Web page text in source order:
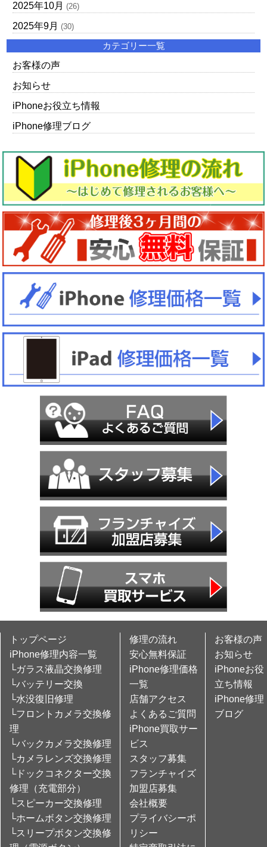
2025年10月 (26)
2025年9月 (30)
カテゴリー一覧
お客様の声
お知らせ
iPhoneお役立ち情報
iPhone修理ブログ
トップページ
iPhone修理内容一覧
└ガラス液晶交換修理
└バッテリー交換
└水没復旧修理
└フロントカメラ交換修
理
└バックカメラ交換修理
└カメラレンズ交換修理
└ドックコネクター交換
修理（充電部分）
└スピーカー交換修理
└ホームボタン交換修理
└スリープボタン交換修
修理の流れ
安心無料保証
iPhone修理価格
一覧
店舗アクセス
よくあるご質問
iPhone買取サー
ビス
スタッフ募集
フランチャイズ
加盟店募集
会社概要
プライバシーポ
リシー
お客様の声
お知らせ
iPhoneお役
立ち情報
iPhone修理
ブログ